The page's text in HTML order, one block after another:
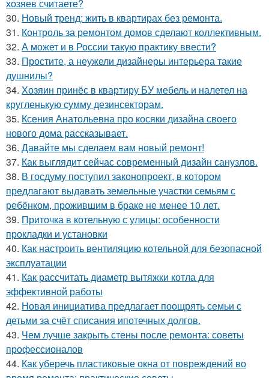
хозяев считаете?
30. Новый тренд: жить в квартирах без ремонта.
31. Контроль за ремонтом домов сделают коллективным.
32. А может и в России такую практику ввести?
33. Простите, а неужели дизайнеры интерьера такие
душнилы?
34. Хозяин принёс в квартиру БУ мебель и налетел на
кругленькую сумму дезинсекторам.
35. Ксения Анатольевна про косяки дизайна своего
нового дома рассказывает.
36. Давайте мы сделаем вам новый ремонт!
37. Как выглядит сейчас современный дизайн санузлов.
38. В госдуму поступил законопроект, в котором
предлагают выдавать земельные участки семьям с
ребёнком, прожившим в браке не менее 10 лет.
39. Приточка в котельную с улицы: особенности
прокладки и установки
40. Как настроить вентиляцию котельной для безопасной
эксплуатации
41. Как рассчитать диаметр вытяжки котла для
эффективной работы
42. Новая инициатива предлагает поощрять семьи с
детьми за счёт списания ипотечных долгов.
43. Чем лучше закрыть стены после ремонта: советы
профессионалов
44. Как уберечь пластиковые окна от повреждений во